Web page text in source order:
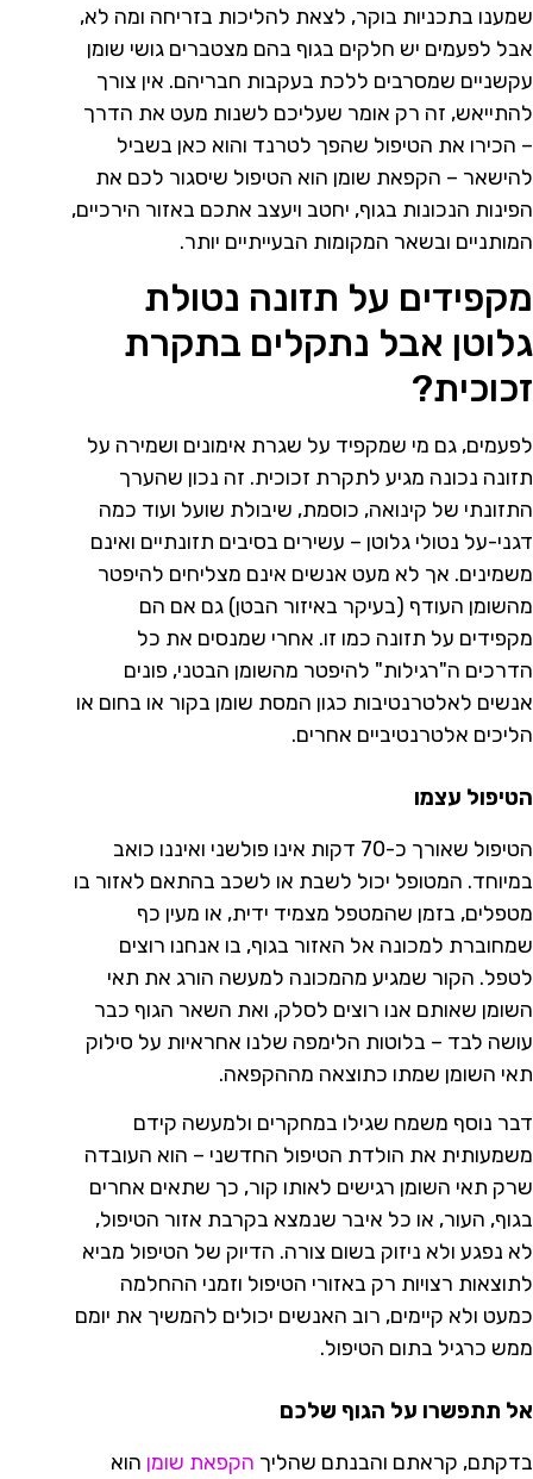
שמענו בתכניות בוקר, לצאת להליכות בזריחה ומה לא,
אבל לפעמים יש חלקים בגוף בהם מצטברים גושי שומן
עקשניים שמסרבים ללכת בעקבות חבריהם. אין צורך
להתייאש, זה רק אומר שעליכם לשנות מעט את הדרך
– הכירו את הטיפול שהפך לטרנד והוא כאן בשביל
להישאר – הקפאת שומן הוא הטיפול שיסגור לכם את
הפינות הנכונות בגוף, יחטב ויעצב אתכם באזור הירכיים,
המותניים ובשאר המקומות הבעייתיים יותר.
מקפידים על תזונה נטולת
גלוטן אבל נתקלים בתקרת
זכוכית?
לפעמים, גם מי שמקפיד על שגרת אימונים ושמירה על
תזונה נכונה מגיע לתקרת זכוכית. זה נכון שהערך
התזונתי של קינואה, כוסמת, שיבולת שועל ועוד כמה
דגני-על נטולי גלוטן – עשירים בסיבים תזונתיים ואינם
משמינים. אך לא מעט אנשים אינם מצליחים להיפטר
מהשומן העודף (בעיקר באיזור הבטן) גם אם הם
מקפידים על תזונה כמו זו. אחרי שמנסים את כל
הדרכים ה"רגילות" להיפטר מהשומן הבטני, פונים
אנשים לאלטרנטיבות כגון המסת שומן בקור או בחום או
הליכים אלטרנטיביים אחרים.
הטיפול עצמו
הטיפול שאורך כ-70 דקות אינו פולשני ואיננו כואב
במיוחד. המטופל יכול לשבת או לשכב בהתאם לאזור בו
מטפלים, בזמן שהמטפל מצמיד ידית, או מעין כף
שמחוברת למכונה אל האזור בגוף, בו אנחנו רוצים
לטפל. הקור שמגיע מהמכונה למעשה הורג את תאי
השומן שאותם אנו רוצים לסלק, ואת השאר הגוף כבר
עושה לבד – בלוטות הלימפה שלנו אחראיות על סילוק
תאי השומן שמתו כתוצאה מההקפאה.
דבר נוסף משמח שגילו במחקרים ולמעשה קידם
משמעותית את הולדת הטיפול החדשני – הוא העובדה
שרק תאי השומן רגישים לאותו קור, כך שתאים אחרים
בגוף, העור, או כל איבר שנמצא בקרבת אזור הטיפול,
לא נפגע ולא ניזוק בשום צורה. הדיוק של הטיפול מביא
לתוצאות רצויות רק באזורי הטיפול וזמני ההחלמה
כמעט ולא קיימים, רוב האנשים יכולים להמשיך את יומם
ממש כרגיל בתום הטיפול.
אל תתפשרו על הגוף שלכם
בדקתם, קראתם והבנתם שהליך הקפאת שומן הוא